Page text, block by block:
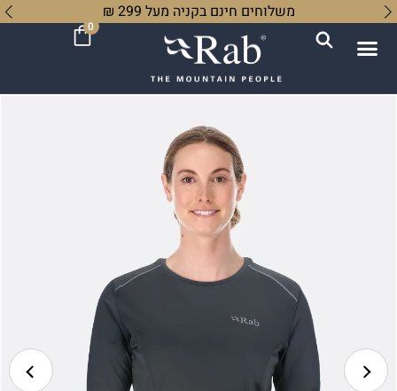
משלוחים חינם בקניה מעל 299 ₪
0